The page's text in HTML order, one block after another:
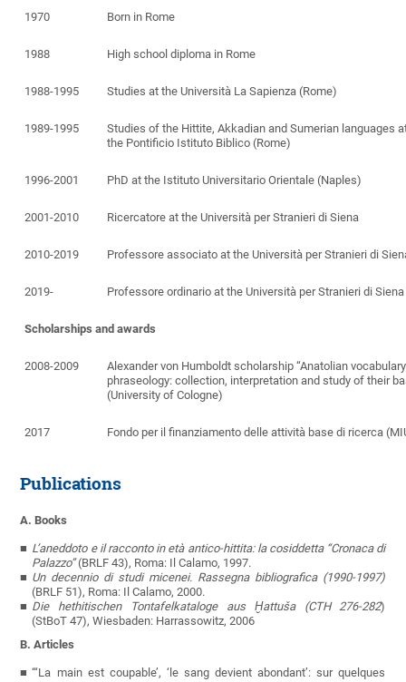
1970 Born in Rome
1988 High school diploma in Rome
1988-1995 Studies at the Università La Sapienza (Rome)
1989-1995
Studies of the Hittite, Akkadian and Sumerian languages
the Pontificio Istituto Biblico (Rome)
1996-2001 PhD at the Istituto Universitario Orientale (Naples)
2001-2010 Ricercatore at the Università per Stranieri di Siena
2010-2019 Professore associato at the Università per Stranieri di
2019- Professore ordinario at the Università per Stranieri di Siena
Scholarships and awards
2008-2009
Alexander von Humboldt scholarship “Anatolian
phraseology: collection, interpretation and study of their
(University of Cologne)
2017 Fondo per il finanziamento delle attività base di ricerca
Publications
A. Books
L’aneddoto e il racconto in età antico-hittita: la cosiddetta “Cronaca di
Palazzo”(BRLF 43), Roma: Il Calamo, 1997.
Un decennio di studi micenei. Rassegna bibliografica (1990-1997)
(BRLF 51), Roma: Il Calamo, 2000.
Die hethitischen Tontafelkataloge aus Ḫattuša (CTH 276-282)
(StBoT 47), Wiesbaden: Harrassowitz, 2006
B. Articles
“‘La main est coupable’, ‘le sang devient abondant’: sur quelques